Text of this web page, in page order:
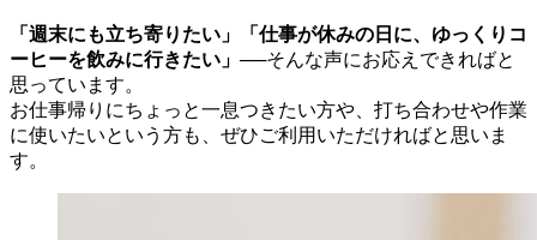
「週末にも立ち寄りたい」「仕事が休みの日に、ゆっくりコ
ーヒーを飲みに行きたい」 ──そんな声にお応えできればと
思っています。
お仕事帰りにちょっと一息つきたい方や、打ち合わせや作業
に使いたいという方も、ぜひご利用いただければと思いま
す。